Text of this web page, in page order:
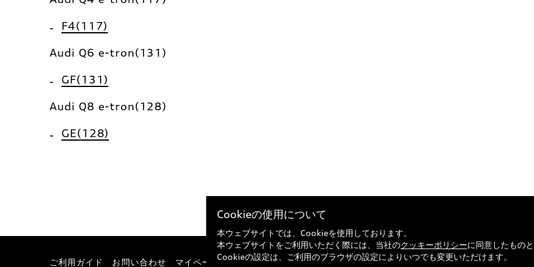
F4(117)
Audi Q6 e-tron(131)
GF(131)
Audi Q8 e-tron(128)
GE(128)
ご利用ガイド お問い合わせ マイページ 特定商取引法に基づく表記 Audi正規ディーラー検索
Cookieの使用について
本ウェブサイトでは、Cookieを使用しております。
本ウェブサイトをご利用いただく際には、当社のクッキーポリシーに同意したものと
Cookieの設定は、ご利用のブラウザの設定によりいつでも変更いただけます。